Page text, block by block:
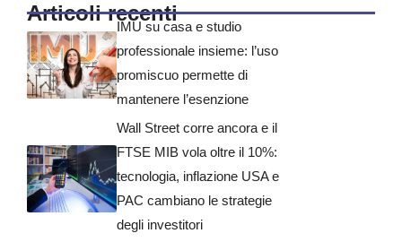
Articoli recenti
IMU su casa e studio
professionale insieme: l’uso
promiscuo permette di
mantenere l’esenzione
Wall Street corre ancora e il
FTSE MIB vola oltre il 10%:
tecnologia, inflazione USA e
PAC cambiano le strategie
degli investitori